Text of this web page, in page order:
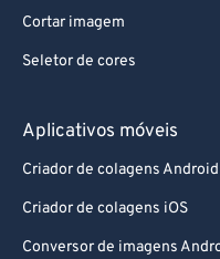
Cortar imagem
Seletor de cores
Aplicativos móveis
Criador de colagens Android
Criador de colagens iOS
Conversor de imagens